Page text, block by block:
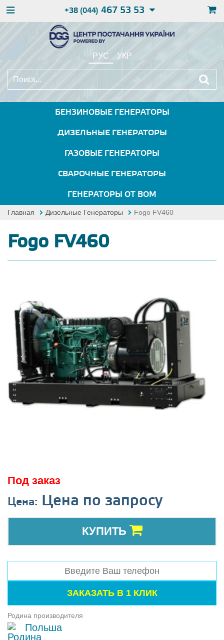
+38 (044) 467 53 53
РУС УКР
БЕНЗИНОВЫЕ ГЕНЕРАТОРЫ
ДИЗЕЛЬНЫЕ ГЕНЕРАТОРЫ
ГАЗОВЫЕ ГЕНЕРАТОРЫ
СВАРОЧНЫЕ ГЕНЕРАТОРЫ
ГЕНЕРАТОРЫ ОТ ВОМ
Главная Дизельные Генераторы Fogo FV460
Fogo FV460
Под заказ
Цена: Цена по запросу
КУПИТЬ
Родина производителя
Польша